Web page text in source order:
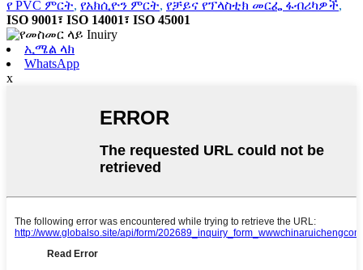
የ PVC ምርት, የአክሲዮን ምርት, የቻይና የፕላስቲክ መርፌ ፋብሪካዎች,
ISO 9001፣ ISO 14001፣ ISO 45001
ኢሜል ላክ
WhatsApp
x